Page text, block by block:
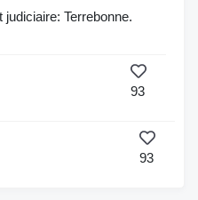
Terrebonne.
93
93